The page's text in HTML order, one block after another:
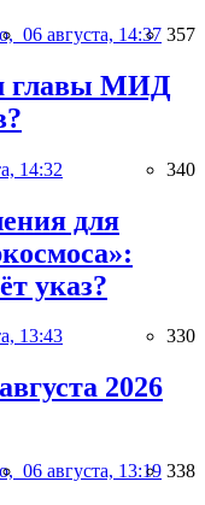
06 августа, 14:37 357
главы МИД
14:32 340
для
указ?
13:43 330
2026
06 августа, 13:19 338